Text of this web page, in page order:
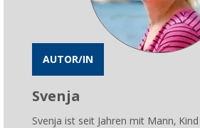
AUTOR/IN
Svenja
Svenja ist seit Jahren mit Mann,